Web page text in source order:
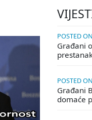
POSTED
Građani
POSTED
Građani
domaće